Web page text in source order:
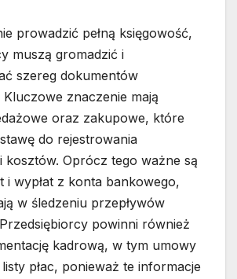
prowadzić pełną księgowość,
muszą gromadzić i
szereg dokumentów
znaczenie mają
oraz zakupowe, które
do rejestrowania
kosztów. Oprócz tego ważne są
i wypłat z konta bankowego,
w śledzeniu przepływów
powinni również
kadrową, w tym umowy
płac, ponieważ te informacje